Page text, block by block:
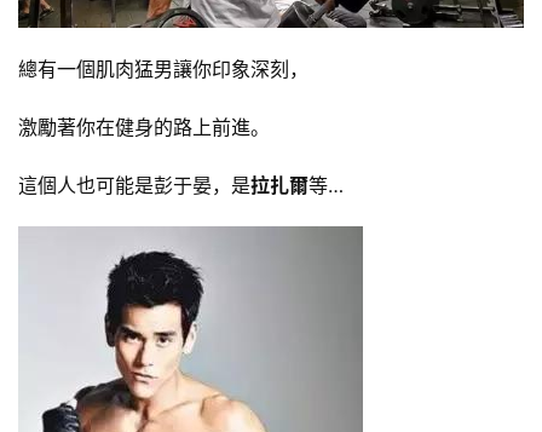
總有一個肌肉猛男讓你印象深刻，
激勵著你在健身的路上前進。
這個人也可能是彭于晏，是拉扎爾等…